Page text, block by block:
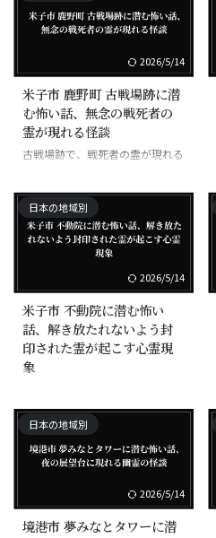
2026/5/14
米子市 鹿野町 古戦場跡に潜
む怖い話、無念の戦死者の
霊が現れる怪談
古戦場跡で、戦死者の霊が現れる
日本の地域別
2026/5/14
米子市 不動院に潜む怖い
話、解き放たれないよう封
印された霊が起こす心霊現
象
う祀られている寺で、霊的な現象
が報告されている
日本の地域別
2026/5/14
境港市 夢みなとタワーに潜